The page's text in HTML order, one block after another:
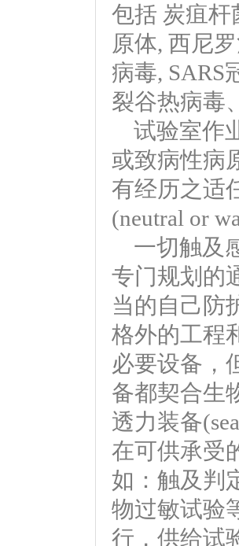
包括 炭疽杆
原体, 西尼
病毒, SARS
裂谷热病毒
试验室作
或致病性病
有经历之适
(neutral or
一切触及
专门规划的
当的自己防
格外的工程
必要设备，
备都契合生
透力装备
在可供承受
如：触及判
物过敏试验
行，供给试